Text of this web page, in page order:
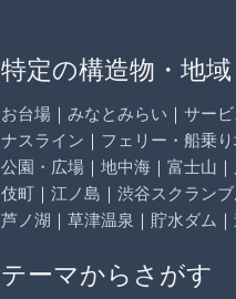
特定の構造物・地
お台場 ｜ みなとみらい ｜ サー
ナスライン ｜ フェリー・船乗
公園・広場 ｜ 地中海 ｜ 富士山 ｜
伎町 ｜ 江ノ島 ｜ 渋谷スクラン
芦ノ湖 ｜ 草津温泉 ｜ 貯水ダム ｜
テーマからさがす